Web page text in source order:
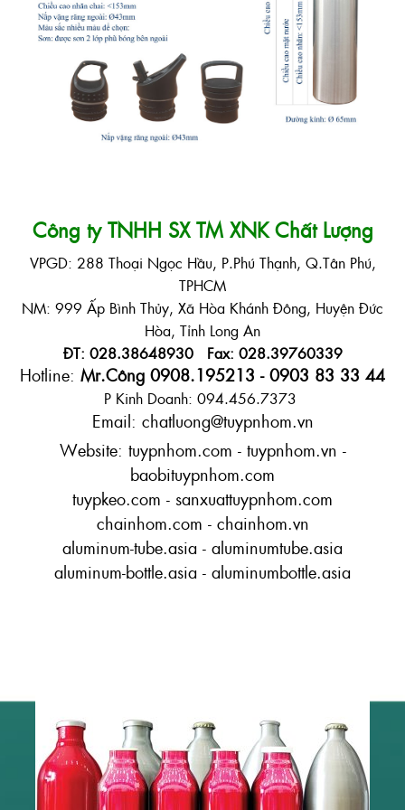
Công ty TNHH SX TM XNK Chất Lượng
VPGD: 288 Thoại Ngọc Hầu, P.Phú Thạnh, Q.Tân Phú,
TPHCM
NM: 999 Ấp Bình Thủy, Xã Hòa Khánh Đông, Huyện Đức
Hòa, Tỉnh Long An
ĐT: 028.38648930 Fax: 028.39760339
Hotline: Mr.Công 0908.195213 - 0903 83 33 44
P Kinh Doanh: 094.456.7373
Email: chatluong@tuypnhom.vn
Website: tuypnhom.com - tuypnhom.vn -
baobituypnhom.com
tuypkeo.com - sanxuattuypnhom.com
chainhom.com - chainhom.vn
aluminum-tube.asia - aluminumtube.asia
aluminum-bottle.asia - aluminumbottle.asia